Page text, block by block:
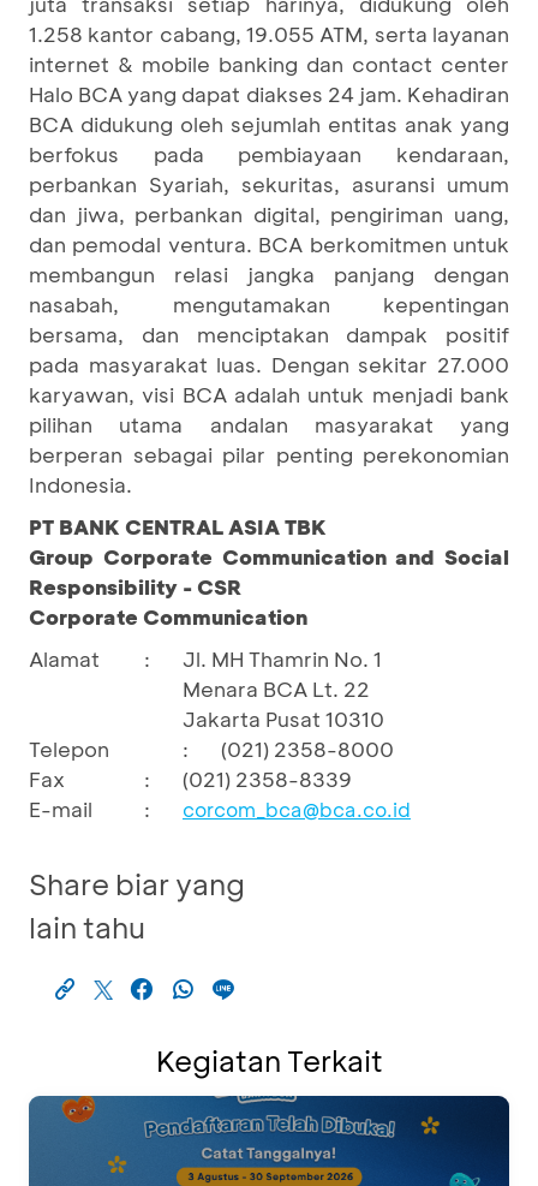
1.258 kantor cabang, 19.055 ATM, serta layanan
internet & mobile banking dan contact center
Halo BCA yang dapat diakses 24 jam. Kehadiran
BCA didukung oleh sejumlah entitas anak yang
berfokus pada pembiayaan kendaraan,
perbankan Syariah, sekuritas, asuransi umum
dan jiwa, perbankan digital, pengiriman uang,
dan pemodal ventura. BCA berkomitmen untuk
membangun relasi jangka panjang dengan
nasabah, mengutamakan kepentingan
bersama, dan menciptakan dampak positif
pada masyarakat luas. Dengan sekitar 27.000
karyawan, visi BCA adalah untuk menjadi bank
pilihan utama andalan masyarakat yang
berperan sebagai pilar penting perekonomian
Indonesia.
PT BANK CENTRAL ASIA TBK
Group Corporate Communication and Social
Responsibility - CSR
Corporate Communication
Alamat
:
Jl. MH Thamrin No. 1
Menara BCA Lt. 22
Jakarta Pusat 10310
Telepon
:
(021) 2358-8000
Fax
:
(021) 2358-8339
E-mail
: corcom_bca@bca.co.id
Share biar yang
lain tahu
Kegiatan Terkait